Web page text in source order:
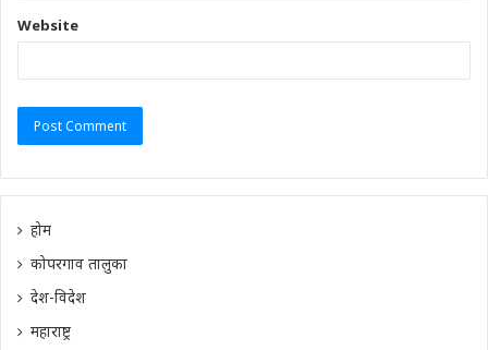
Website
होम
कोपरगाव तालुका
देश-विदेश
महाराष्ट्र